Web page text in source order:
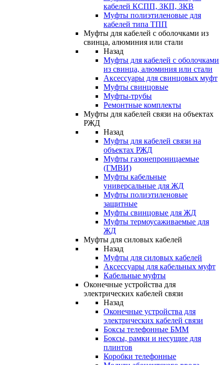
кабелей КСПП, ЗКП, ЗКВ
Муфты полиэтиленовые для
кабелей типа ТПП
Муфты для кабелей с оболочками из
свинца, алюминия или стали
Назад
Муфты для кабелей с оболочками
из свинца, алюминия или стали
Аксессуары для свинцовых муфт
Муфты свинцовые
Муфты-трубы
Ремонтные комплекты
Муфты для кабелей связи на объектах
РЖД
Назад
Муфты для кабелей связи на
объектах РЖД
Муфты газонепроницаемые
(ГМВИ)
Муфты кабельные
универсальные для ЖД
Муфты полиэтиленовые
защитные
Муфты свинцовые для ЖД
Муфты термоусаживаемые для
ЖД
Муфты для силовых кабелей
Назад
Муфты для силовых кабелей
Аксессуары для кабельных муфт
Кабельные муфты
Оконечные устройства для
электрических кабелей связи
Назад
Оконечные устройства для
электрических кабелей связи
Боксы телефонные БММ
Боксы, рамки и несущие для
плинтов
Коробки телефонные